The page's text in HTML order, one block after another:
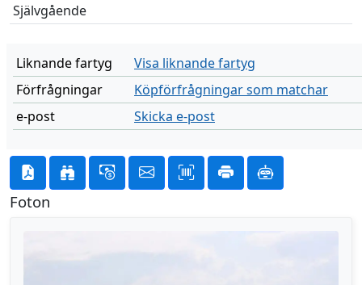
Självgående
Liknande fartyg
Visa liknande fartyg
Förfrågningar
Köpförfrågningar som matchar
e-post
Skicka e-post
Foton